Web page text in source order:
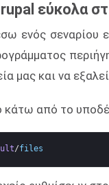
εύκολα
ενός σεναρίου
μας και να
κάτω από το
/files